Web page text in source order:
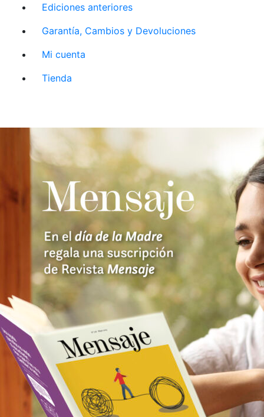
Ediciones anteriores
Garantía, Cambios y Devoluciones
Mi cuenta
Tienda